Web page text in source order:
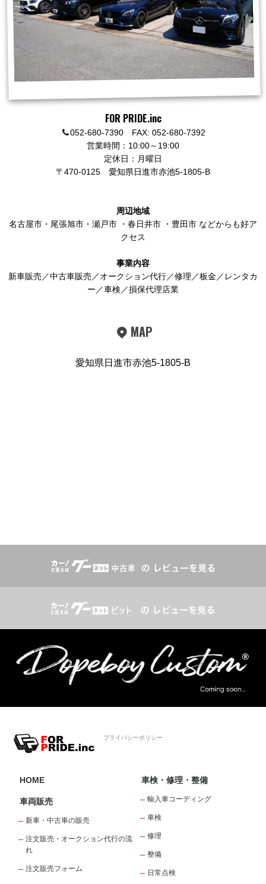
FOR PRIDE.inc
052-680-7390 FAX: 052-680-7392
営業時間：10:00～19:00
定休日：月曜日
〒470-0125 愛知県日進市赤池5-1805-B
周辺地域
名古屋市 ・ 尾張旭市 ・ 瀬戸市 ・ 春日井市 ・ 豊田市 などからも好ア
クセス
事業内容
新車販売／中古車販売／オークション代行／修理／板金／レンタカ
ー／車検／損保代理店業
MAP
愛知県日進市赤池5-1805-B
プライバシーポリシー
HOME
車両販売
新車・中古車の販売
注文販売・オークション代行の流
れ
注文販売フォーム
車検・修理・整備
輸入車コーディング
車検
修理
整備
日常点検